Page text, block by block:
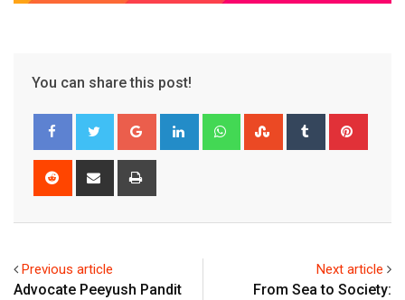
You can share this post!
Google+ LinkedIn WhatsappStumbleUpon
Tumblr
Reddit
Share
Previous article
Advocate Peeyush Pandit
Next article
From Sea to Society: